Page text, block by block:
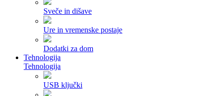
Sveče in dišave
Ure in vremenske postaje
Dodatki za dom
Tehnologija
Tehnologija
USB ključki